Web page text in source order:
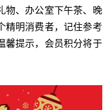
物、办公室下午茶、晚
精明消费者，记住参考
馨提示，会员积分将于